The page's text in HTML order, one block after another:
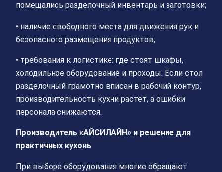
помещались разделочный инвентарь и заготовки;
• наличие свободного места для движения рук и
безопасного размещения продуктов;
• требования к логистике: где стоят шкафы,
холодильное оборудование и проходы. Если стол
разделочный грамотно вписан в рабочий контур,
производительность кухни растет, а ошибки
персонала снижаются.
Производитель «АЙСИЛАЙН» и решение для
практичных кухонь
При выборе оборудования многие обращают